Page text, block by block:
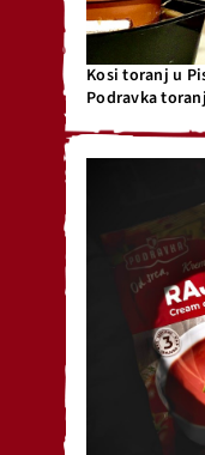
Kosi toranj u
Podravka